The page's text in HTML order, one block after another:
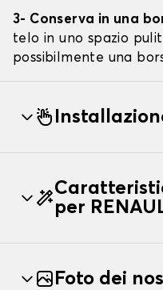
3- Conserva in una
telo in uno spazio
possibilmente una
per
Foto dei